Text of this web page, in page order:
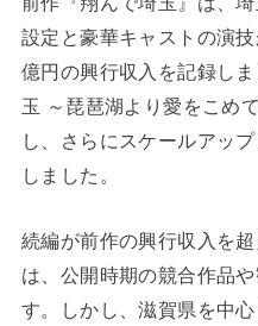
設定と豪華キャストの演
億円の興行収入を記録し
玉 ～琵琶湖より愛をこめ
し、さらにスケールアッ
しました。
続編が前作の興行収入を
は、公開時期の競合作品
す。しかし、滋賀県を中